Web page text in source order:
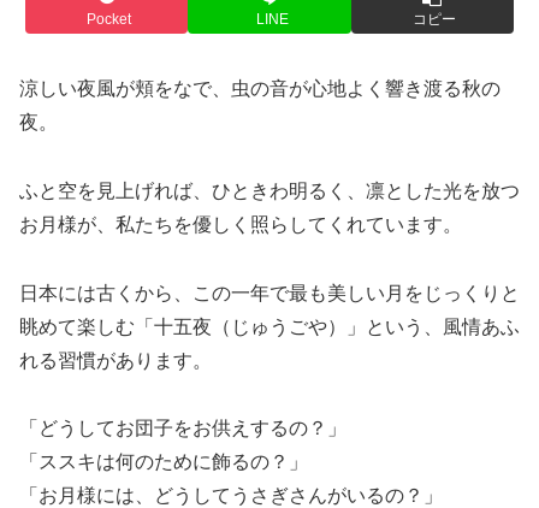
Pocket LINE コピー
涼しい夜風が頬をなで、虫の音が心地よく響き渡る秋の
夜。
ふと空を見上げれば、ひときわ明るく、凛とした光を放つ
お月様が、私たちを優しく照らしてくれています。
日本には古くから、この一年で最も美しい月をじっくりと
眺めて楽しむ「十五夜（じゅうごや）」という、風情あふ
れる習慣があります。
「どうしてお団子をお供えするの？」
「ススキは何のために飾るの？」
「お月様には、どうしてうさぎさんがいるの？」